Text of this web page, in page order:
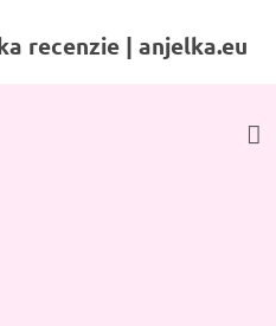
recenzie | anjelka.eu